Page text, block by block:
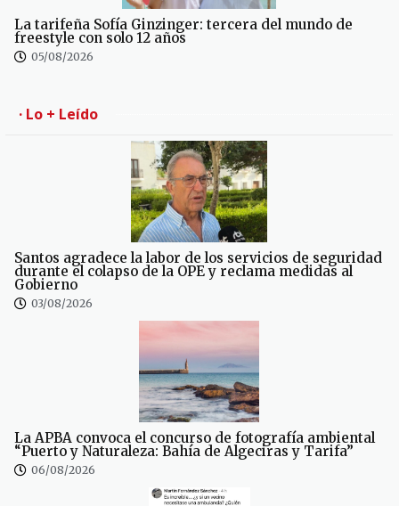
La tarifeña Sofía Ginzinger: tercera del mundo de
freestyle con solo 12 años
05/08/2026
· Lo + Leído
Santos agradece la labor de los servicios de seguridad
durante el colapso de la OPE y reclama medidas al
Gobierno
03/08/2026
La APBA convoca el concurso de fotografía ambiental
“Puerto y Naturaleza: Bahía de Algeciras y Tarifa”
06/08/2026